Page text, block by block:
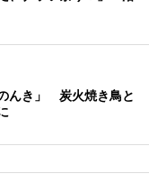
んき」 炭火焼き鳥と